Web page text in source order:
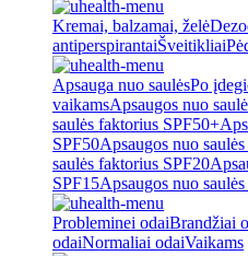
Kremai, balzamai, želė
antiperspirantaiŠveitikliai
Apsauga nuo saulėsPo
vaikamsApsaugos nuo
saulės faktorius SPF50+
SPF50Apsaugos nuo
saulės faktorius SPF20
SPF15Apsaugos nuo
Probleminei odaiBrandžiai
odaiNormaliai odaiVaikams